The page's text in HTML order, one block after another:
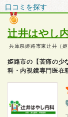
口コミを探す
辻井はやし
兵庫県姫路市東辻井（
姫路市の【苦痛の少
科・内視鏡専門医在